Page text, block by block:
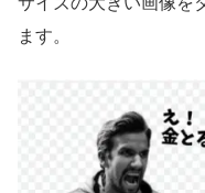
ます。